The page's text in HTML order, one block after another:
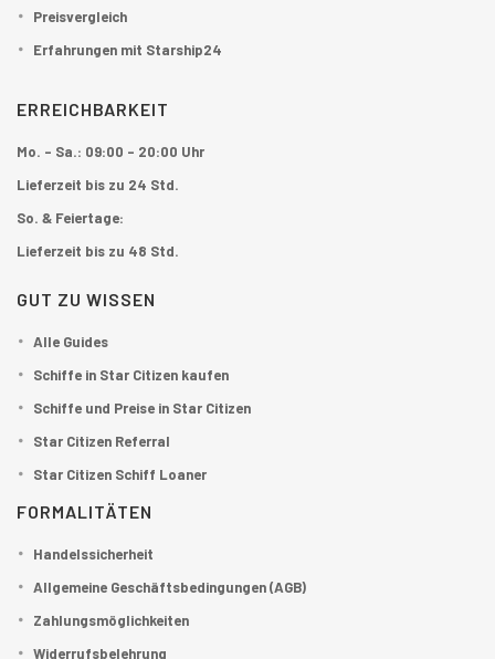
Preisvergleich
Erfahrungen mit Starship24
ERREICHBARKEIT
Mo. - Sa.: 09:00 - 20:00 Uhr
Lieferzeit bis zu 24 Std.
So. & Feiertage:
Lieferzeit bis zu 48 Std.
GUT ZU WISSEN
Alle Guides
Schiffe in Star Citizen kaufen
Schiffe und Preise in Star Citizen
Star Citizen Referral
Star Citizen Schiff Loaner
FORMALITÄTEN
Handelssicherheit
Allgemeine Geschäftsbedingungen (AGB)
Zahlungsmöglichkeiten
Widerrufsbelehrung